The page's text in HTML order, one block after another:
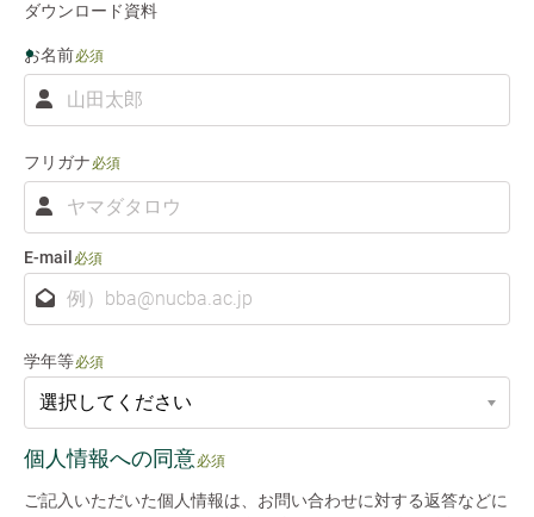
ダウンロード資料
お名前必須
名
フリガナ 必須
リ
ナ
E-mail 必須
学年等必須
個人情報への同意必須
ご記入いただいた個人情報は、お問い合わせに対する返答などに